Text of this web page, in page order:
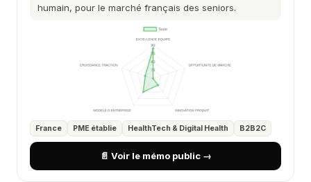
humain, pour le marché français des seniors.
France PME établie HealthTech & Digital Health B2B2C
📄 Voir le mémo public →